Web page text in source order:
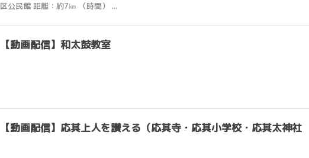
区公民館 距離：約7㎞ （時間） ...
【動画配信】和太鼓教室
【動画配信】応其上人を讃える（応其寺・応其小学校・応其太神社